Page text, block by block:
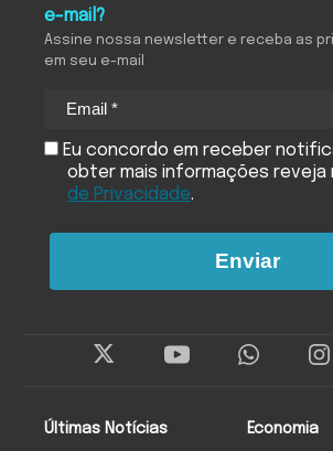
Últimas Notícias Economia
e-mail?
Assine nossa newsletter e receba as
em seu e-mail
Eu concordo em receber
obter mais informações reveja
de Privacidade.
Enviar